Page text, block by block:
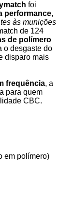
foi
performance,
às munições
de 124
de polímero
o desgaste do
disparo mais
frequência, a
para quem
CBC.
em polímero)